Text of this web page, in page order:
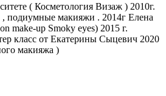
( Косметология Визаж ) 2010г.
подиумные макияжи . 2014г Елена
make-up Smoky eyes) 2015 г.
класс от Екатерины Сыцевич 2020
макияжа )